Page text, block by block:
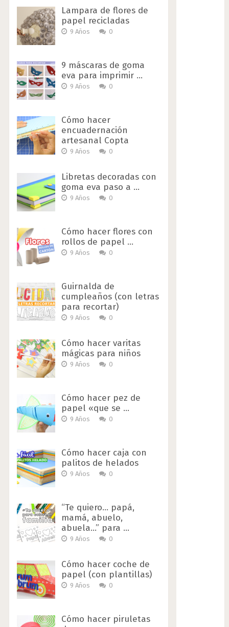
Lampara de flores de
papel recicladas
9 Años 0
9 máscaras de goma
eva para imprimir …
9 Años 0
Cómo hacer
encuadernación
artesanal Copta
9 Años 0
Libretas decoradas con
goma eva paso a …
9 Años 0
Cómo hacer flores con
rollos de papel …
9 Años 0
Guirnalda de
cumpleaños (con letras
para recortar)
9 Años 0
Cómo hacer varitas
mágicas para niños
9 Años 0
Cómo hacer pez de
papel «que se …
9 Años 0
Cómo hacer caja con
palitos de helados
9 Años 0
“Te quiero… papá,
mamá, abuelo,
abuela…” para …
9 Años 0
Cómo hacer coche de
papel (con plantillas)
9 Años 0
Cómo hacer piruletas